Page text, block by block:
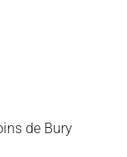
de Bury